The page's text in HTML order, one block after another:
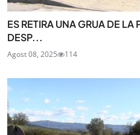
ES RETIRA UNA GRUA DE
DESP...
Agost 08, 2025 114